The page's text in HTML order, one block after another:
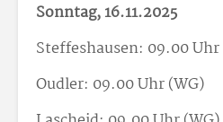
Sonntag, 16.11.2025
Steffeshausen: 09.00 Uhr
Oudler: 09.00 Uhr (WG)